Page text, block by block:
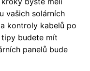
vašich solárních
kontroly kabelů po
budete mít
panelů bude